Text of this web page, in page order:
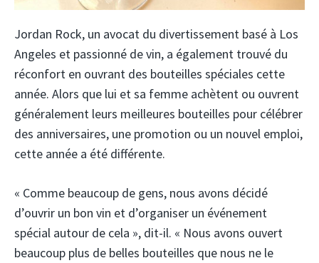
Jordan Rock, un avocat du divertissement basé à Los
Angeles et passionné de vin, a également trouvé du
réconfort en ouvrant des bouteilles spéciales cette
année. Alors que lui et sa femme achètent ou ouvrent
généralement leurs meilleures bouteilles pour célébrer
des anniversaires, une promotion ou un nouvel emploi,
cette année a été différente.
« Comme beaucoup de gens, nous avons décidé
d’ouvrir un bon vin et d’organiser un événement
spécial autour de cela », dit-il. « Nous avons ouvert
beaucoup plus de belles bouteilles que nous ne le